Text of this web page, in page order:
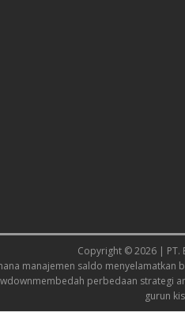
Copyright © 2026 | PT.
manajemen saldo menyelamatkan
membedah perbedaan strategi
gurun